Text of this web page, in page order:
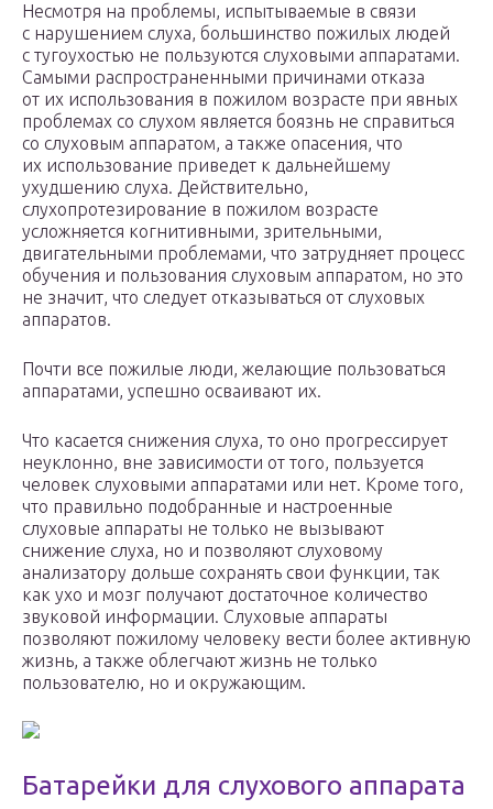
Несмотря на проблемы, испытываемые в связи
с нарушением слуха, большинство пожилых людей
с тугоухостью не пользуются слуховыми аппаратами.
Самыми распространенными причинами отказа
от их использования в пожилом возрасте при явных
проблемах со слухом является боязнь не справиться
со слуховым аппаратом, а также опасения, что
их использование приведет к дальнейшему
ухудшению слуха. Действительно,
слухопротезирование в пожилом возрасте
усложняется когнитивными, зрительными,
двигательными проблемами, что затрудняет процесс
обучения и пользования слуховым аппаратом, но это
не значит, что следует отказываться от слуховых
аппаратов.
Почти все пожилые люди, желающие пользоваться
аппаратами, успешно осваивают их.
Что касается снижения слуха, то оно прогрессирует
неуклонно, вне зависимости от того, пользуется
человек слуховыми аппаратами или нет. Кроме того,
что правильно подобранные и настроенные
слуховые аппараты не только не вызывают
снижение слуха, но и позволяют слуховому
анализатору дольше сохранять свои функции, так
как ухо и мозг получают достаточное количество
звуковой информации. Слуховые аппараты
позволяют пожилому человеку вести более активную
жизнь, а также облегчают жизнь не только
пользователю, но и окружающим.
Батарейки для слухового аппарата